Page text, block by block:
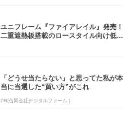
ユニフレーム『ファイアレイル』発売！
二重遮熱板搭載のロースタイル向け低型
「どうせ当たらない」と思ってた私が本
当に当選した“買い方”がこれ
PR(合同会社デジタルファーム )